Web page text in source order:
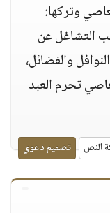
وتركها:
التشاغل عن
والفضائل،
تحرم العبد
النص تصميم دعوي